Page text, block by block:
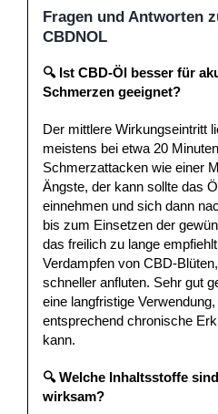
Fragen und Antworten
CBDNOL
🔍 Ist CBD-Öl besser für
Schmerzen geeignet?
Der mittlere Wirkungseintritt
meistens bei etwa 20
Schmerzattacken wie einer
Ängste, der kann sollte das
einnehmen und sich dann
bis zum Einsetzen der
das freilich zu lange
Verdampfen von CBD-
schneller anfluten. Sehr gut
eine langfristige
entsprechend chronische
kann.
🔍 Welche Inhaltsstoffe
wirksam?